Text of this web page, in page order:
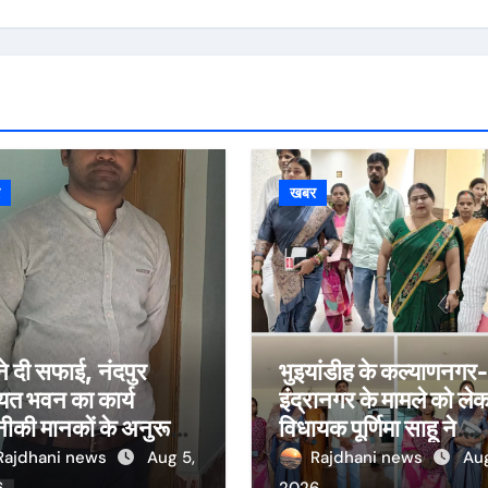
दी सफाई, नंदपुर
भवन का कार्य
मानकों के अनुरूप:
तक पूरा करने का
news
Aug 5,
खबर
भुइयांडीह के कल्याणनगर-
इंद्रानगर के मामले को
विधायक पूर्णिमा साहू ने
विधानसभा कक्ष में
Rajdhani news